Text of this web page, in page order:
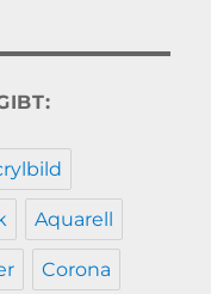
Aquarell
Corona